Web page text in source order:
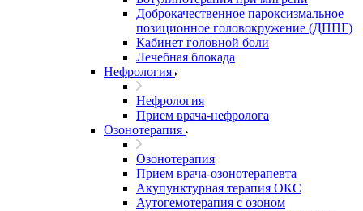
Доброкачественное пароксизмальное
позиционное головокружение (ДППГ)
Кабинет головной боли
Лечебная блокада
Нефрология
Нефрология
Прием врача-нефролога
Озонотерапия
Озонотерапия
Прием врача-озонотерапевта
Акупунктурная терапия ОКС
Аутогемотерапия с озоном